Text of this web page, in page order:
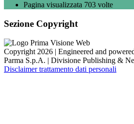
Pagina visualizzata 703 volte
Sezione Copyright
Copyright 2026 | Engineered and
Parma S.p.A. | Divisione Publishing &
Disclaimer trattamento dati personali